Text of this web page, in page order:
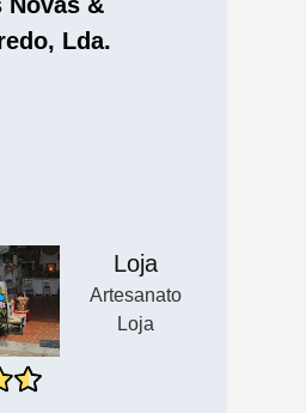
Novas &
Lda.
Loja
Artesanato
Loja